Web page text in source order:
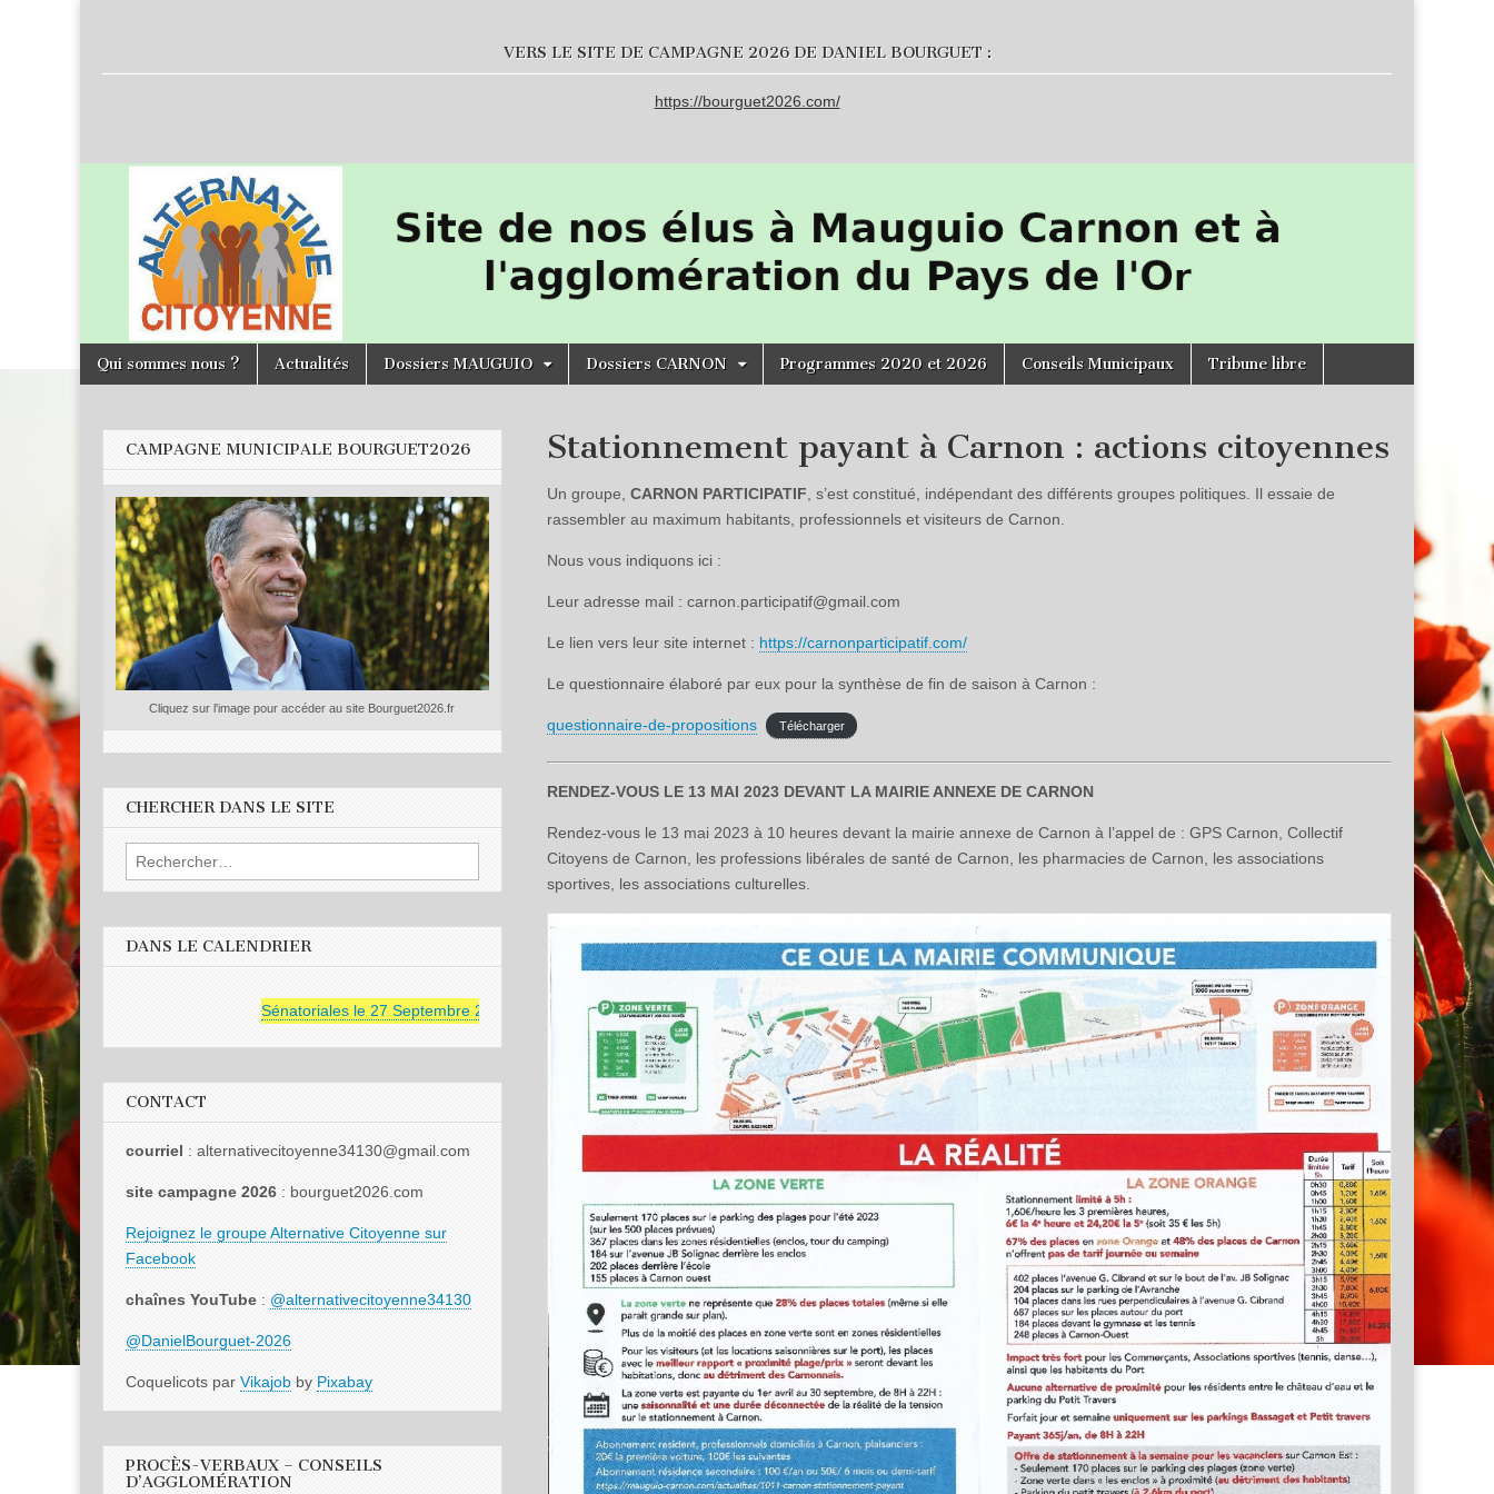
L'Alternative VERS LE SITE DE CAMPAGNE 2026 DE DANIEL BOURGUET :
https://bourguet2026.com/
Main menu
Skip to content
Qui sommes nous ? Actualités Dossiers MAUGUIO Dossiers CARNON Programmes 2020 et 2026 Conseils Municipaux Tribune libre
Stationnement payant à Carnon : actions citoyennes
Un groupe,CARNON PARTICIPATIF , s’est constitué, indépendant des différents groupes politiques. Il essaie de
rassembler au maximum habitants, professionnels et visiteurs de Carnon.
Nous vous indiquons ici :
Leur adresse mail : carnon.participatif@gmail.com
Le lien vers leur site internet : https://carnonparticipatif.com/
Le questionnaire élaboré par eux pour la synthèse de fin de saison à Carnon :
questionnaire-de-propositions Télécharger
RENDEZ-VOUS LE 13 MAI 2023 DEVANT LA MAIRIE ANNEXE DE CARNON
Rendez-vous le 13 mai 2023 à 10 heures devant la mairie annexe de Carnon à l’appel de : GPS Carnon, Collectif
Citoyens de Carnon, les professions libérales de santé de Carnon, les pharmacies de Carnon, les associations
sportives, les associations culturelles.
CAMPAGNE MUNICIPALE BOURGUET2026
Cliquez sur l'image pour accéder au site Bourguet2026.fr
CHERCHER DANS LE SITE
Rechercher :
DANS LE CALENDRIER
Sénatoriales le 27 Septembre 2026
CONTACT
courriel : alternativecitoyenne34130@gmail.com
site campagne 2026 : bourguet2026.com
Rejoignez le groupe Alternative Citoyenne sur
Facebook
chaînes YouTube : @alternativecitoyenne34130
@DanielBourguet-2026
Coquelicots par Vikajob by Pixabay
PROCÈS-VERBAUX – CONSEILS
D’AGGLOMÉRATION